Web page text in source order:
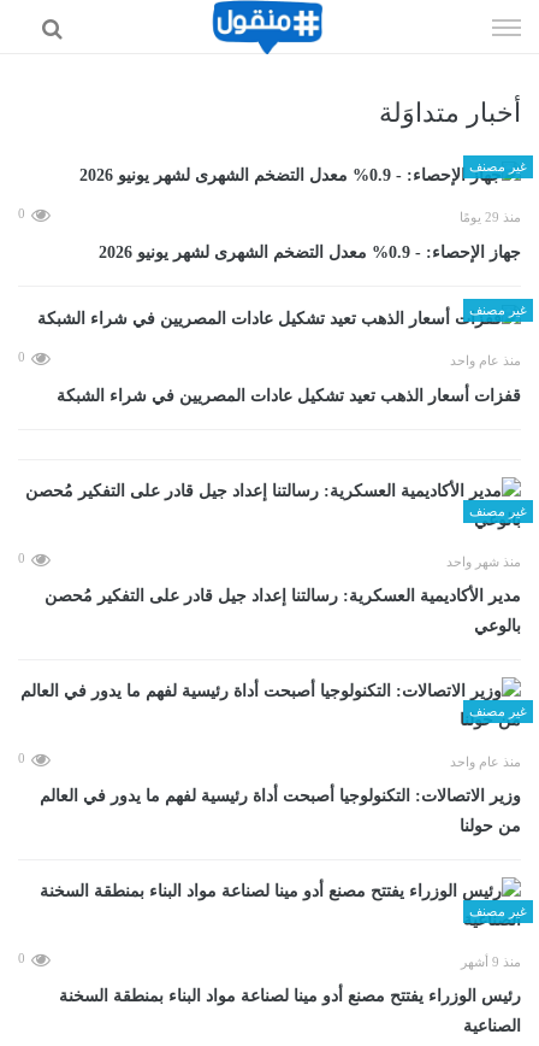
الى
أخبار متداوَلة
غير مصنف
منذ 29 يومًا 0
جهاز الإحصاء: - 0.9% معدل التضخم الشهرى لشهر يونيو 2026
غير مصنف
منذ عام واحد 0
قفزات أسعار الذهب تعيد تشكيل عادات المصريين في شراء الشبكة
غير مصنف
منذ شهر واحد 0
مدير الأكاديمية العسكرية: رسالتنا إعداد جيل قادر على التفكير مُحصن
بالوعي
غير مصنف
منذ عام واحد 0
وزير الاتصالات: التكنولوجيا أصبحت أداة رئيسية لفهم ما يدور في العالم
من حولنا
غير مصنف
منذ 9 أشهر 0
رئيس الوزراء يفتتح مصنع أدو مينا لصناعة مواد البناء بمنطقة السخنة
الصناعية